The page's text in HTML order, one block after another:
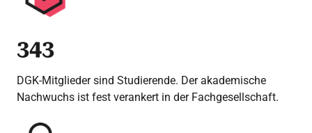
343
DGK-Mitglieder sind Studierende. Der akademische
Nachwuchs ist fest verankert in der Fachgesellschaft.